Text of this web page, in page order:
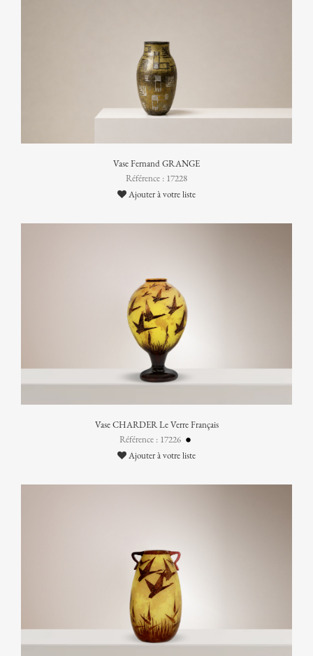
Vase Fernand GRANGE
Référence : 17228
Ajouter à votre liste
Vase CHARDER Le Verre Français
Référence : 17226
Ajouter à votre liste